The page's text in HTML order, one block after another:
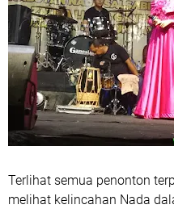
Terlihat semua penonton
melihat kelincahan Nada